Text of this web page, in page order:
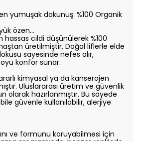
yumuşak dokunuş: %100 Organik
özen…
hassas cildi düşünülerek %100
üretilmiştir. Doğal liflerle elde
sayesinde nefes alır,
konfor sunar.
kimyasal ya da kanserojen
Uluslararası üretim ve güvenlik
olarak hazırlanmıştır. Bu sayede
güvenle kullanılabilir, alerjiye
ve formunu koruyabilmesi için